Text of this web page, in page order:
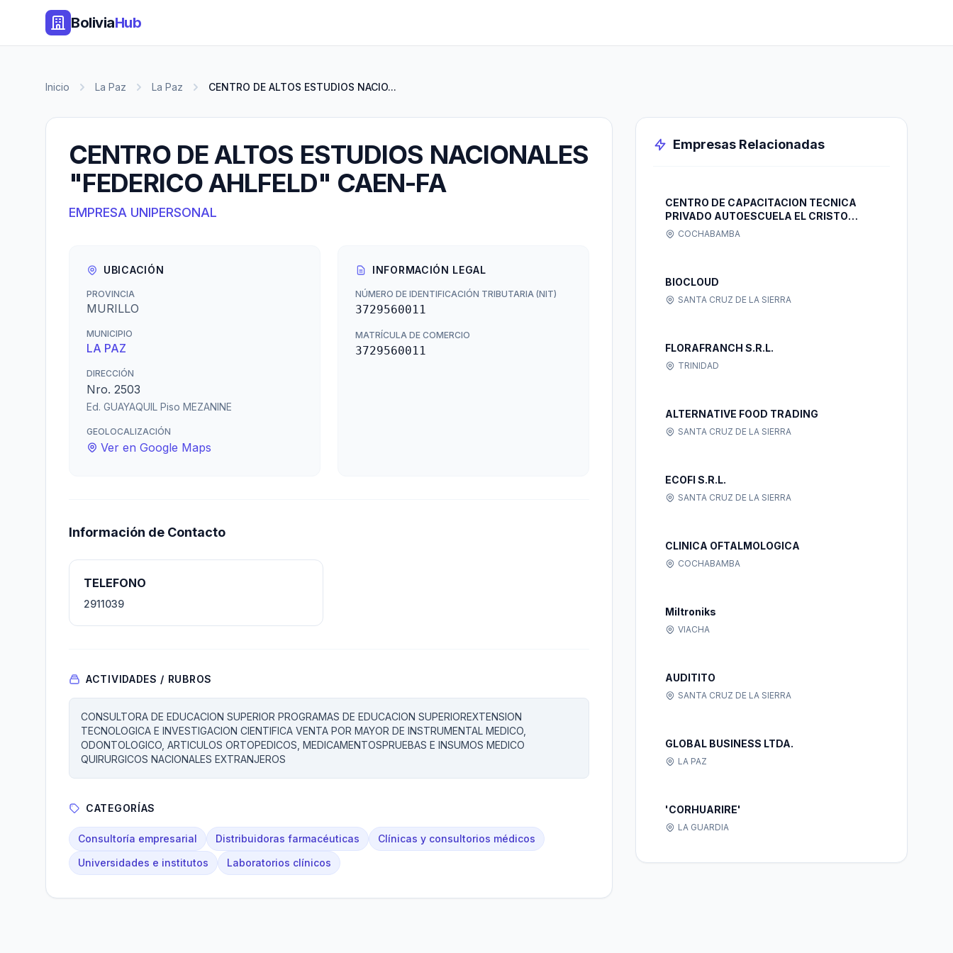
BoliviaHub
Inicio La Paz La Paz CENTRO DE ALTOS ESTUDIOS NACIO...
CENTRO DE ALTOS ESTUDIOS NACIONALES
"FEDERICO AHLFELD" CAEN-FA
EMPRESA UNIPERSONAL
UBICACIÓN
PROVINCIA
MURILLO
MUNICIPIO
LA PAZ
DIRECCIÓN
Nro. 2503
Ed. GUAYAQUIL Piso MEZANINE
GEOLOCALIZACIÓN
Ver en Google Maps
INFORMACIÓN LEGAL
NÚMERO DE IDENTIFICACIÓN TRIBUTARIA (NIT)
3729560011
MATRÍCULA DE COMERCIO
3729560011
Información de Contacto
TELEFONO
2911039
ACTIVIDADES / RUBROS
CONSULTORA DE EDUCACION SUPERIOR PROGRAMAS DE EDUCACION SUPERIOREXTENSION
TECNOLOGICA E INVESTIGACION CIENTIFICA VENTA POR MAYOR DE INSTRUMENTAL MEDICO,
ODONTOLOGICO, ARTICULOS ORTOPEDICOS, MEDICAMENTOSPRUEBAS E INSUMOS MEDICO
QUIRURGICOS NACIONALES EXTRANJEROS
CATEGORÍAS
Consultoría empresarial Distribuidoras farmacéuticas
Clínicas y consultorios médicos
Universidades e institutos
Laboratorios clínicos
Empresas Relacionadas
CENTRO DE CAPACITACION TECNICA
PRIVADO AUTOESCUELA EL CRISTO
S.R.L.COCHABAMBA
BIOCLOUD
SANTA CRUZ DE LA SIERRA
FLORAFRANCH S.R.L.
TRINIDAD
ALTERNATIVE FOOD TRADING
SANTA CRUZ DE LA SIERRA
ECOFI S.R.L.
SANTA CRUZ DE LA SIERRA
CLINICA OFTALMOLOGICA
COCHABAMBA
Miltroniks
VIACHA
AUDITITO
SANTA CRUZ DE LA SIERRA
GLOBAL BUSINESS LTDA.
LA PAZ
'CORHUARIRE'
LA GUARDIA